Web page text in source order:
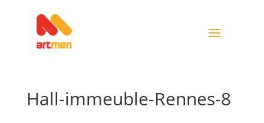
Hall-immeuble-Rennes-8